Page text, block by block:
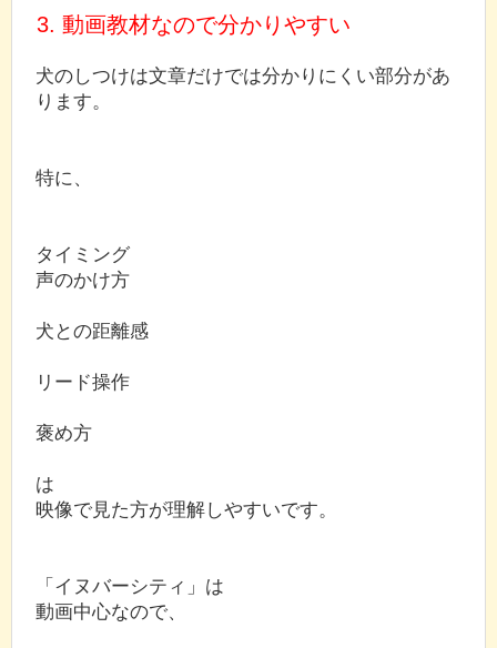
3. 動画教材なので分かりやすい
犬のしつけは文章だけでは分かりにくい部分があ
ります。
特に、
タイミング
声のかけ方
犬との距離感
リード操作
褒め方
は
映像で見た方が理解しやすいです。
「イヌバーシティ」は
動画中心なので、